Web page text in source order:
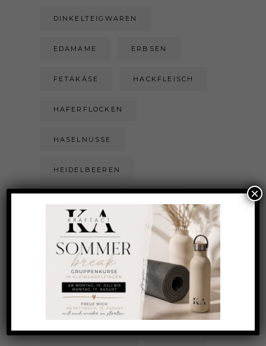
DINKELTEIGWAREN
EDAMAME ERBSEN
FETAKÄSE HACKFLEISCH
HAFERFLOCKEN
HASELNÜSSE
HEIDELBEEREN
INGWER KAROTTEN
KARTOFFEL
KICHERERBSEN
KOKOSFLOCKEN
×